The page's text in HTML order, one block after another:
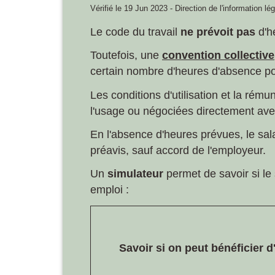
Vérifié le 19 Jun 2023 - Direction de l'information
Le code du travail ne prévoit pas
Toutefois, une convention collective
certain nombre d'heures d'absence
Les conditions d'utilisation et la
l'usage ou négociées directement
En l'absence d'heures prévues, le
préavis, sauf accord de l'employeur.
Un simulateur permet de savoir si
emploi :
Savoir si on peut bénéficier